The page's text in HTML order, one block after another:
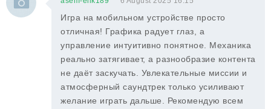
Игра на мобильном устройстве просто
отличная! Графика радует глаз, а
управление интуитивно понятное. Механика
реально затягивает, а разнообразие контента
не даёт заскучать. Увлекательные миссии и
атмосферный саундтрек только усиливают
желание играть дальше. Рекомендую всем